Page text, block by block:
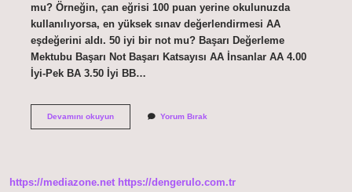
mu? Örneğin, çan eğrisi 100 puan yerine okulunuzda
kullanılıyorsa, en yüksek sınav değerlendirmesi AA
eşdeğerini aldı. 50 iyi bir not mu? Başarı Değerleme
Mektubu Başarı Not Başarı Katsayısı AA İnsanlar AA 4.00
İyi-Pek BA 3.50 İyi BB…
Devamını okuyunA
Yorum Bırak
https://mediazone.net https://dengerulo.com.tr